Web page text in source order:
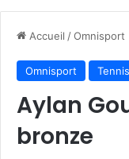
Accueil /Omnisport
Omnisport Tennis
Aylan
bronze